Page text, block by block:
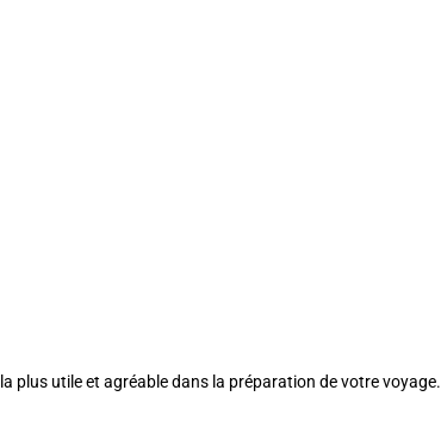
plus utile et agréable dans la préparation de votre voyage.